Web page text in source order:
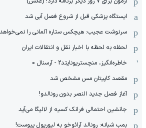
ایستگاه پزشکی قبل از شروع فصل آبی شد
سرنوشت عجیب: هیچکس ستاره آلمانی را
لحظه به لحظه با اخبار نقل و انتقالات ایران
خاطره‌انگیز، منچستریونایتد2 - آرسنال 0
مقصد کاپیتان مس مشخص شد
آغاز فصل جدید النصر بدون رونالدو!
جانشین احتمالی فرانک کسیه از لالیگا می‌آید
بمب شبانه: رونالد آرائوخو به لیورپول پیوست!